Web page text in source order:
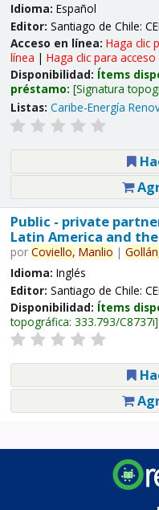
Idioma: Español
Editor: Santiago de Chile:
Acceso en línea: Haga clic
línea | Haga clic para
Disponibilidad: Ítems
préstamo: Signatura
Listas: Caribe-Energía
Public - private
Latin America and
por Coviello, Manlio |
Idioma: Inglés
Editor: Santiago de Chile:
Disponibilidad: Ítems
topográfica: 333.793/C8737i